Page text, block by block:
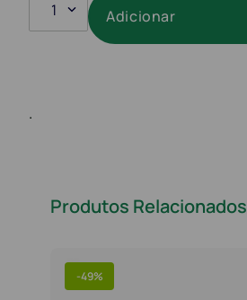
1 Adicionar
.
Produtos Relacionados
-49%